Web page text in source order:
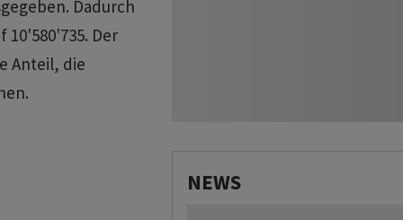
Dadurch
Der
Anteil, die
NEWS